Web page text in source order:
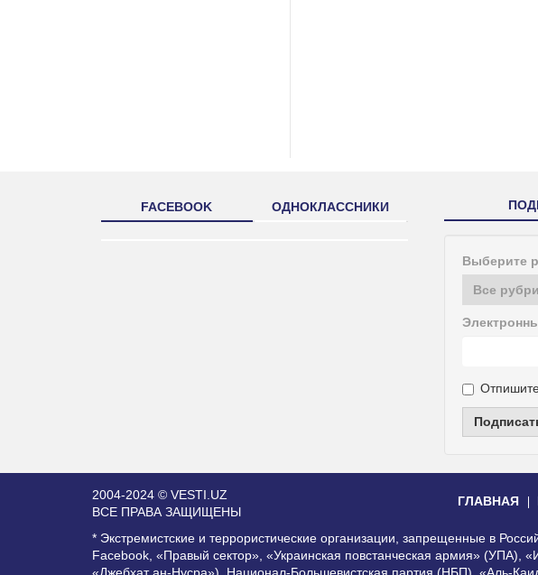
FACEBOOK ОДНОКЛАССНИКИ
Выберите
2004-2024 © VESTI.UZ
ВСЕ ПРАВА ЗАЩИЩЕНЫ
ГЛАВНАЯ
* Экстремистские и террористические организации, запрещенные в
Facebook, «Правый сектор», «Украинская повстанческая армия»
«Джебхат ан-Нусра»), Национал-Большевистская партия (НБП), «Аль-